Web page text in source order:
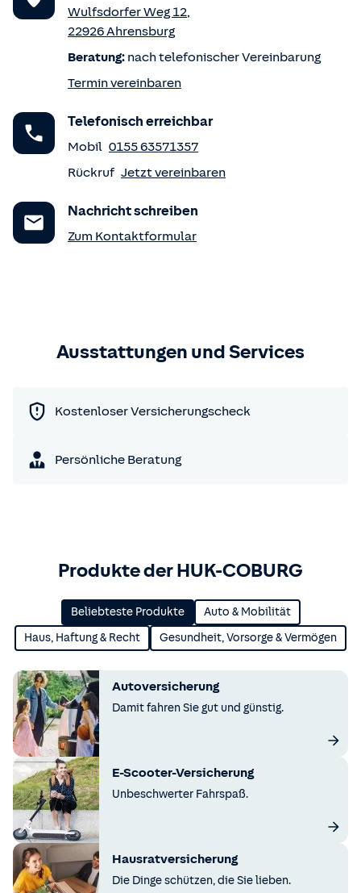
Wulfsdorfer Weg 12,
22926Ahrensburg
Beratung: nach telefonischer Vereinbarung
Termin vereinbaren
Telefonisch erreichbar
Mobil 0155 63571357
Rückruf Jetzt vereinbaren
Nachricht schreiben
Zum Kontaktformular
Ausstattungen und Services
Kostenloser Versicherungscheck
Persönliche Beratung
Produkte der HUK-COBURG
Beliebteste Produkte Auto & Mobilität
Haus, Haftung & Recht Gesundheit, Vorsorge & Vermögen
Autoversicherung
Damit fahren Sie gut und günstig.
E-Scooter-Versicherung
Unbeschwerter Fahrspaß.
Hausratversicherung
Die Dinge schützen, die Sie lieben.